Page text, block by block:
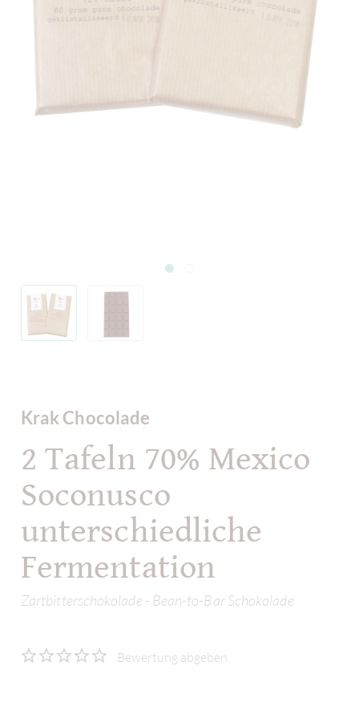
Krak Chocolade
2 Tafeln 70% Mexico
Soconusco
unterschiedliche
Fermentation
Zartbitterschokolade - Bean-to-Bar Schokolade
Bewertung abgeben